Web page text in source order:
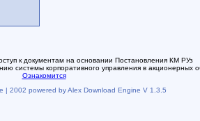
к документам на основании Постановления КМ РУз
системы корпоративного управления в акционерных
Ознакомится
| 2002 powered by Alex Download Engine V 1.3.5